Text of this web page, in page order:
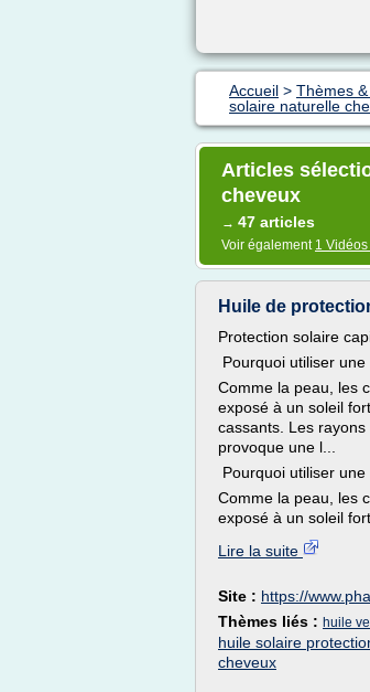
Accueil > Thèmes
solaire naturelle
Articles
cheveux
→ 47 articles
Voir également 1 Vidéos
Huile de
Protection solaire
Pourquoi utiliser
Comme la peau, les
exposé à un soleil
cassants. Les
provoque une l...
Pourquoi utiliser
Comme la peau, les
exposé à un soleil
Lire la suite
Site : https://
Thèmes liés : huile
huile solaire
cheveux